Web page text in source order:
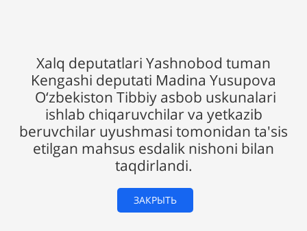
Xalq deputatlari Yashnobod tuman
Kengashi deputati Madina Yusupova
O‘zbekiston Tibbiy asbob uskunalari
ishlab chiqaruvchilar va yetkazib
beruvchilar uyushmasi tomonidan ta'sis
etilgan mahsus esdalik nishoni bilan
taqdirlandi.
ЗАКРЫТЬ